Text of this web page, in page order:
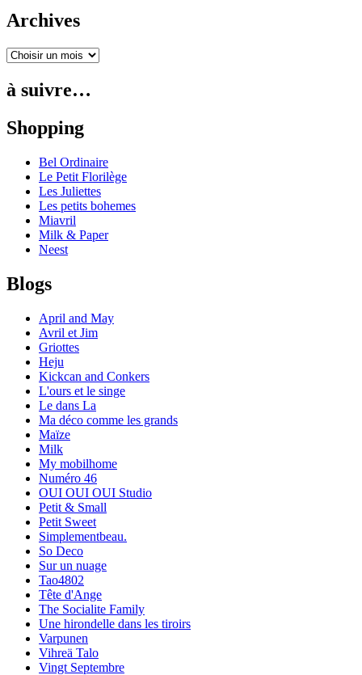
Archives
à suivre…
Shopping
Bel Ordinaire
Le Petit Florilège
Les Juliettes
Les petits bohemes
Miavril
Milk & Paper
Neest
Blogs
April and May
Avril et Jim
Griottes
Heju
Kickcan and Conkers
L'ours et le singe
Le dans La
Ma déco comme les grands
Maïze
Milk
My mobilhome
Numéro 46
OUI OUI OUI Studio
Petit & Small
Petit Sweet
Simplementbeau.
So Deco
Sur un nuage
Tao4802
Tête d'Ange
The Socialite Family
Une hirondelle dans les tiroirs
Varpunen
Vihreä Talo
Vingt Septembre